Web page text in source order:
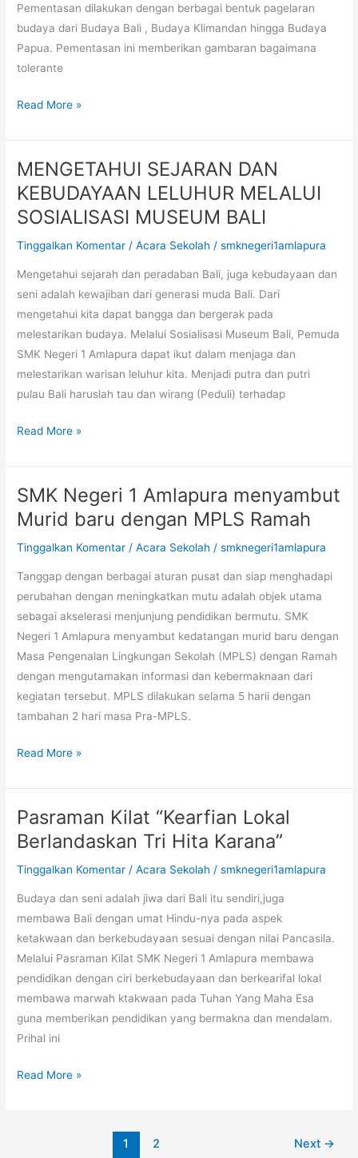
Pementasan dilakukan dengan berbagai bentuk pagelaran
budaya dari Budaya Bali , Budaya Klimandan hingga Budaya
Papua. Pementasan ini memberikan gambaran bagaimana
tolerante
Read More »
MENGETAHUI SEJARAN DAN
KEBUDAYAAN LELUHUR MELALUI
SOSIALISASI MUSEUM BALI
Tinggalkan Komentar /Acara Sekolah /smknegeri1amlapura
Mengetahui sejarah dan peradaban Bali, juga kebudayaan dan
seni adalah kewajiban dari generasi muda Bali. Dari
mengetahui kita dapat bangga dan bergerak pada
melestarikan budaya. Melalui Sosialisasi Museum Bali, Pemuda
SMK Negeri 1 Amlapura dapat ikut dalam menjaga dan
melestarikan warisan leluhur kita. Menjadi putra dan putri
pulau Bali haruslah tau dan wirang (Peduli) terhadap
MENGETAHUI
SEJARAN
KEBUDAYAAN
LELUHUR
Read More »
SMK Negeri 1 Amlapura menyambut
Murid baru dengan MPLS Ramah
Tinggalkan Komentar /Acara Sekolah /smknegeri1amlapura
Tanggap dengan berbagai aturan pusat dan siap menghadapi
perubahan dengan meningkatkan mutu adalah objek utama
sebagai akselerasi menjunjung pendidikan bermutu. SMK
Negeri 1 Amlapura menyambut kedatangan murid baru dengan
Masa Pengenalan Lingkungan Sekolah (MPLS) dengan Ramah
dengan mengutamakan informasi dan kebermaknaan dari
kegiatan tersebut. MPLS dilakukan selama 5 harii dengan
tambahan 2 hari masa Pra-MPLS.
SMK
Negeri
Amlapura
menyambut
Murid
baru
dengan
MPLS
Ramah
Read More »
Pasraman Kilat “Kearfian Lokal
Berlandaskan Tri Hita Karana”
Tinggalkan Komentar /Acara Sekolah /smknegeri1amlapura
Budaya dan seni adalah jiwa dari Bali itu sendiri,juga
membawa Bali dengan umat Hindu-nya pada aspek
ketakwaan dan berkebudayaan sesuai dengan nilai Pancasila.
Melalui Pasraman Kilat SMK Negeri 1 Amlapura membawa
pendidikan dengan ciri berkebudayaan dan berkearifal lokal
membawa marwah ktakwaan pada Tuhan Yang Maha Esa
guna memberikan pendidikan yang bermakna dan mendalam.
Prihal ini
Pasraman
Kilat
Lokal
Berlandaskan
Tri
Hita
Karana”
Read More »
1 2 Next →